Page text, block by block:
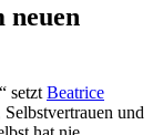
neuen
setztBeatrice
und